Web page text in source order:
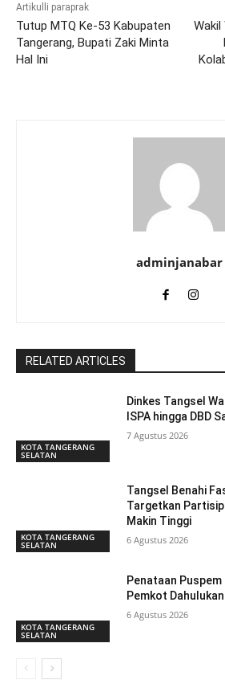
Artikulli paraprak
Tutup MTQ Ke-53 Kabupaten
Tangerang, Bupati Zaki Minta
Hal Ini
Wakil
adminjanabar
RELATED ARTICLES
KOTA TANGERANG
SELATAN
Dinkes Tangsel
ISPA hingga DBD
7 Agustus 2026
KOTA TANGERANG
SELATAN
Tangsel Benahi
Targetkan
Makin Tinggi
6 Agustus 2026
KOTA TANGERANG
SELATAN
Penataan
Pemkot
6 Agustus 2026